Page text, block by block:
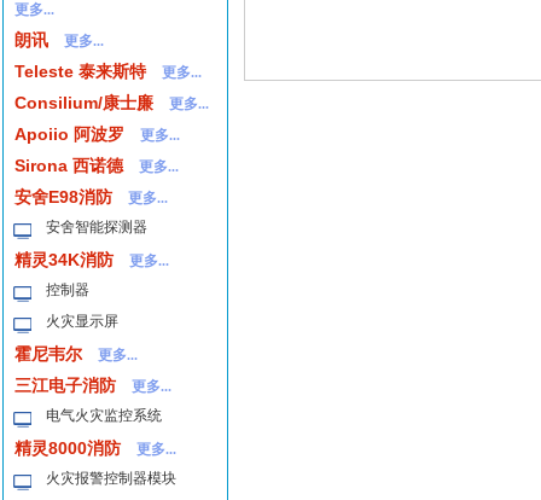
更多...
朗讯 更多...
Teleste 泰来斯特 更多...
Consilium/康士廉 更多...
Apoiio 阿波罗 更多...
Sirona 西诺德 更多...
安舍E98消防
更多...
安舍智能探测器
精灵34K消防
更多...
控制器
火灾显示屏
霍尼韦尔 更多...
三江电子消防
更多...
电气火灾监控系统
精灵8000消防
更多...
火灾报警控制器模块